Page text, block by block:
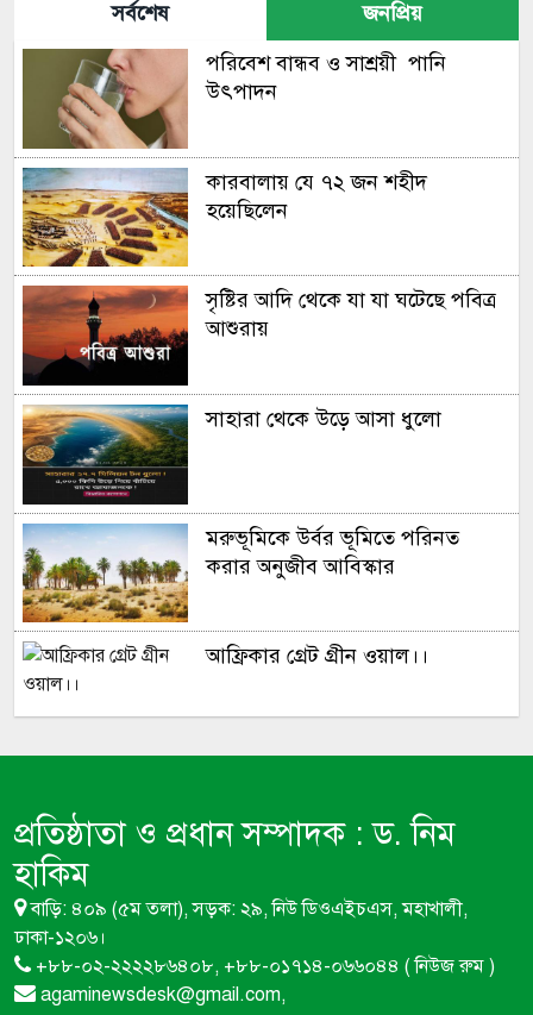
বিধ্বংসী সেঞ্চুরিতে রেকর্ডবুকে
তানজিদ তামিম
মাথায় আঘাত পেয়ে হাসপাতালে
মুস্তাফিজ
এবার টি-টোয়েন্টি ক্রিকেটে বিদায়ের
ক্ষণ জানালেন ওয়ার্নার
সর্বশেষ
জনপ্রিয়
পরিবেশ বান্ধব ও সাশ্রয়ী পানি
উৎপাদন
কারবালায় যে ৭২ জন শহীদ
হয়েছিলেন
সৃষ্টির আদি থেকে যা যা ঘটেছে পবিত্র
আশুরায়
সাহারা থেকে উড়ে আসা ধুলো
মরুভূমিকে উর্বর ভূমিতে পরিনত
করার অনুজীব আবিস্কার
আফ্রিকার গ্রেট গ্রীন ওয়াল।।
তৃতীয়াংশ খাদ্যশস্য উৎপাদন বন্ধ হয়ে
যেতে পারে
ন্যাশনাল এপি কালচার ফাউন্ডেশন
প্রতিষ্ঠাতা ও প্রধান সম্পাদক :ড. নিম
হাকিম
বাড়ি: ৪০৯ (৫ম তলা), সড়ক: ২৯, নিউ ডিওএইচএস, মহাখালী,
ঢাকা-১২০৬।
+৮৮-০২-২২২২৮৬৪০৮, +৮৮-০১৭১৪-০৬৬০৪৪ ( নিউজ রুম )
agaminewsdesk@gmail.com,